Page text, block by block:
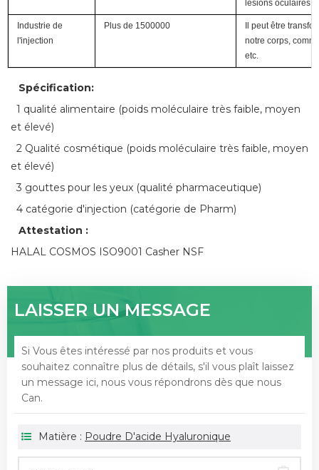
lésions oculaires.
Industrie de
l'injection
Plus de 1500000
Il peut être
notre corps,
etc.
Spécification:
1 qualité alimentaire (poids moléculaire très faible, moyen
et élevé)
2 Qualité cosmétique (poids moléculaire très faible, moyen
et élevé)
3 gouttes pour les yeux (qualité pharmaceutique)
4 catégorie d'injection (catégorie de Pharm)
Attestation :
HALAL COSMOS ISO9001 Casher NSF
LAISSER UN MESSAGE
Si Vous êtes intéressé par nos produits et vous
souhaitez connaître plus de détails, s'il vous plaît laissez
un message ici, nous vous répondrons dès que nous
Can.
Matière : Poudre D'acide Hyaluronique